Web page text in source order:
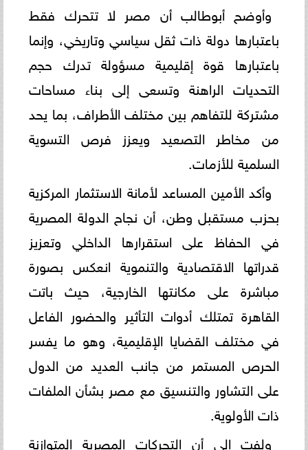
وأوضح أبوطالب أن مصر لا تتحرك فقط
باعتبارها دولة ذات ثقل سياسي وتاريخي، وإنما
باعتبارها قوة إقليمية مسؤولة تدرك حجم
التحديات الراهنة وتسعى إلى بناء مساحات
مشتركة للتفاهم بين مختلف الأطراف، بما يحد
من مخاطر التصعيد ويعزز فرص التسوية
السلمية للأزمات.
وأكد الأمين المساعد لأمانة الاستثمار المركزية
بحزب مستقبل وطن، أن نجاح الدولة المصرية
في الحفاظ على استقرارها الداخلي وتعزيز
قدراتها الاقتصادية والتنموية انعكس بصورة
مباشرة على مكانتها الخارجية، حيث باتت
القاهرة تمتلك أدوات التأثير والحضور الفاعل
في مختلف القضايا الإقليمية، وهو ما يفسر
الحرص المستمر من جانب العديد من الدول
على التشاور والتنسيق مع مصر بشأن الملفات
ذات الأولوية.
ولفت إلى أن التحركات المصرية المتوازنة